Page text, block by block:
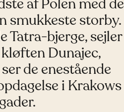
af Polen med de
smukkeste storby.
Tatra-bjerge, sejler
Dunajec,
de enestående
i Krakows